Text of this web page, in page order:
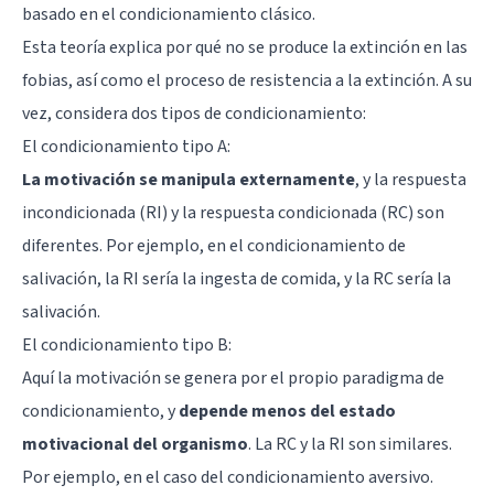
basado en elcondicionamiento clásico.
Esta teoría explica por qué no se produce la extinción en las
fobias, así como el proceso de resistencia a la extinción. A su
vez, considera dos tipos de condicionamiento:
El condicionamiento tipo A:
La motivación se manipula externamente, y la respuesta
incondicionada (RI) y la respuesta condicionada (RC) son
diferentes. Por ejemplo, en el condicionamiento de
salivación, la RI sería la ingesta de comida, y la RC sería la
salivación.
El condicionamiento tipo B:
Aquí la motivación se genera por el propio paradigma de
condicionamiento, ydepende menos del estado
motivacional del organismo. La RC y la RI son similares.
Por ejemplo, en el caso del condicionamiento aversivo.